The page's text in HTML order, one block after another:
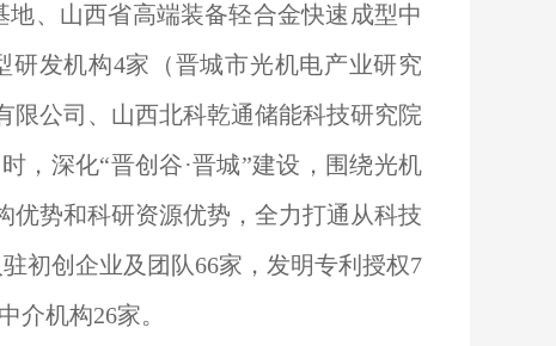
、山西省高端装备轻合金快速成型中
发机构4家（晋城市光机电产业研究
限公司、山西北科乾通储能科技研究院
，深化“晋创谷·晋城”建设，围绕光机
优势和科研资源优势，全力打通从科技
初创企业及团队66家，发明专利授权7
介机构26家。